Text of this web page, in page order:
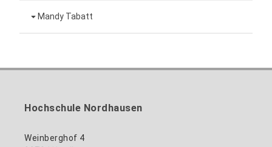
+49 3631 420-151
anne-ariane.arnhold@hs-nordhausen.de
Leiterin Hochschulmarketing
Gebäude 12 (Erdgeschoss)
Mandy Tabatt
mandy.tabatt@hs-nordhausen.de
Gebäude 11, Raum 11.0101
Hochschule Nordhausen
Weinberghof 4